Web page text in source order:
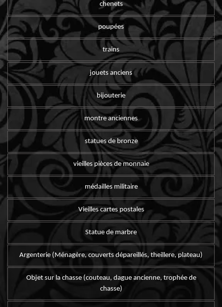
chenets
poupées
trains
jouets anciens
bijouterie
montre anciennes
statues de bronze
vieilles pièces de monnaie
médailles militaire
Vieilles cartes postales
Statue de marbre
Argenterie (Ménagère, couverts dépareillés, theillere, plateau)
Objet sur la chasse (couteau, dague ancienne, trophée de
chasse)